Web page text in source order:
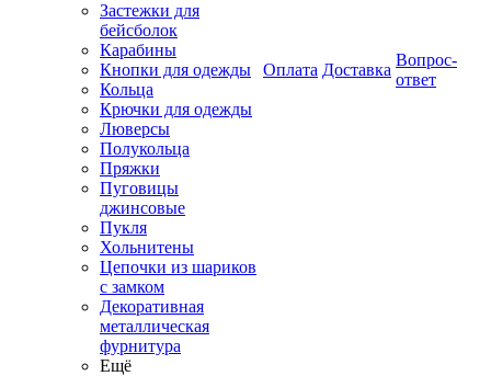
Застежки для
бейсболок
Карабины
Кнопки для одежды
Кольца
Крючки для одежды
Люверсы
Полукольца
Пряжки
Пуговицы
джинсовые
Пукля
Хольнитены
Цепочки из шариков
с замком
Декоративная
металлическая
фурнитура
Ещё
Оплата Доставка
Вопрос-
ответ